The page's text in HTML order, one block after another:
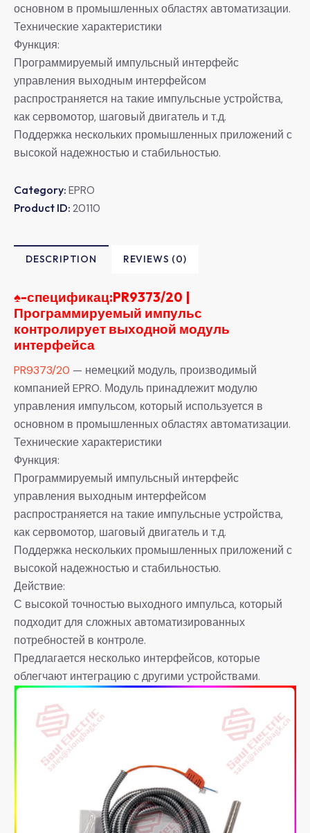
основном в промышленных областях автоматизации.
Технические характеристики
Функция:
Программируемый импульсный интерфейс
управления выходным интерфейсом
распространяется на такие импульсные устройства,
как сервомотор, шаговый двигатель и т.д.
Поддержка нескольких промышленных приложений с
высокой надежностью и стабильностью.
Category: EPRO
Product ID: 20110
DESCRIPTION REVIEWS (0)
♠-спецификац:PR9373/20 |
Программируемый импульс
контролирует выходной модуль
интерфейса
PR9373/20 — немецкий модуль, производимый
компанией EPRO. Модуль принадлежит модулю
управления импульсом, который используется в
основном в промышленных областях автоматизации.
Технические характеристики
Функция:
Программируемый импульсный интерфейс
управления выходным интерфейсом
распространяется на такие импульсные устройства,
как сервомотор, шаговый двигатель и т.д.
Поддержка нескольких промышленных приложений с
высокой надежностью и стабильностью.
Действие:
С высокой точностью выходного импульса, который
подходит для сложных автоматизированных
потребностей в контроле.
Предлагается несколько интерфейсов, которые
облегчают интеграцию с другими устройствами.